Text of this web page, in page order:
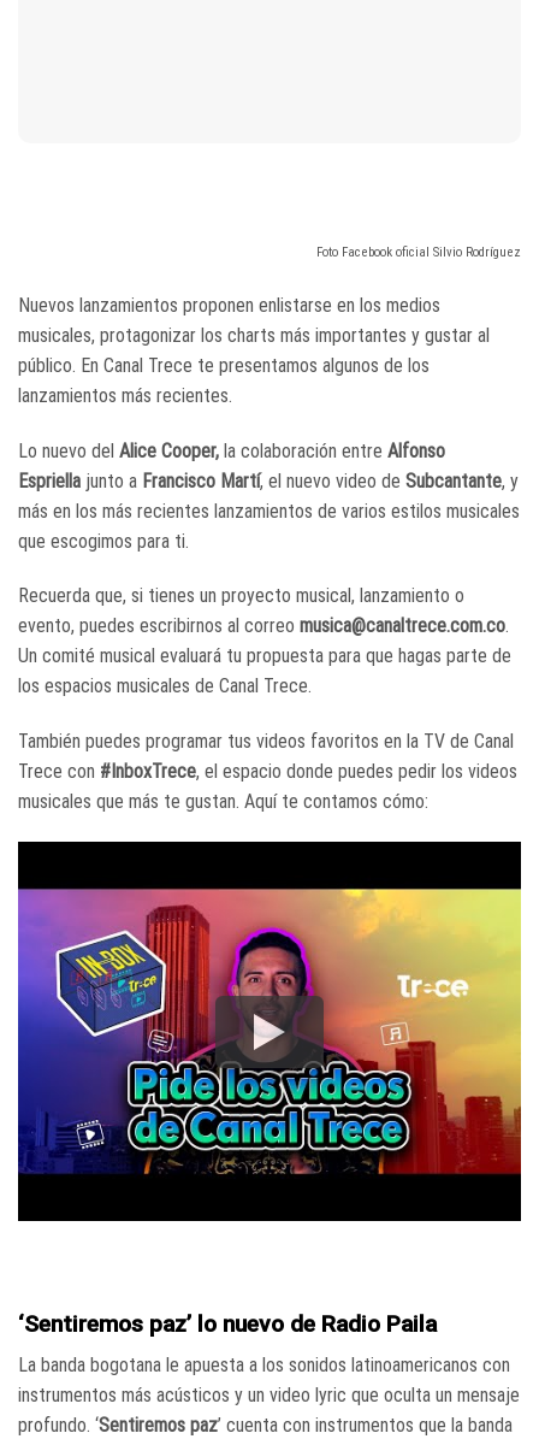
Foto Facebook oficial Silvio Rodríguez
Nuevos lanzamientos proponen enlistarse en los medios
musicales, protagonizar los charts más importantes y gustar al
público. En Canal Trece te presentamos algunos de los
lanzamientos más recientes.
Lo nuevo del Alice Cooper, la colaboración entre Alfonso
Espriella junto a Francisco Martí, el nuevo video de Subcantante, y
más en los más recientes lanzamientos de varios estilos musicales
que escogimos para ti.
Recuerda que, si tienes un proyecto musical, lanzamiento o
evento, puedes escribirnos al correo musica@canaltrece.com.co.
Un comité musical evaluará tu propuesta para que hagas parte de
los espacios musicales de Canal Trece.
También puedes programar tus videos favoritos en la TV de Canal
Trece con #InboxTrece, el espacio donde puedes pedir los videos
musicales que más te gustan. Aquí te contamos cómo:
‘Sentiremos paz’ lo nuevo de Radio Paila
La banda bogotana le apuesta a los sonidos latinoamericanos con
instrumentos más acústicos y un video lyric que oculta un mensaje
profundo. ‘Sentiremos paz’ cuenta con instrumentos que la banda